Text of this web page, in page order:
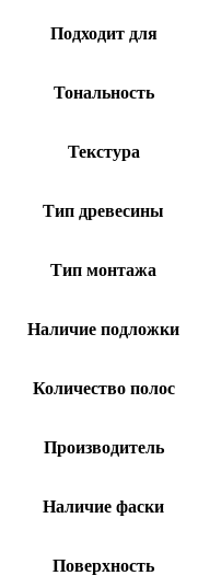
Подходит для
Тональность
Текстура
Тип древесины
Тип монтажа
Наличие подложки
Количество полос
Производитель
Наличие фаски
Поверхность